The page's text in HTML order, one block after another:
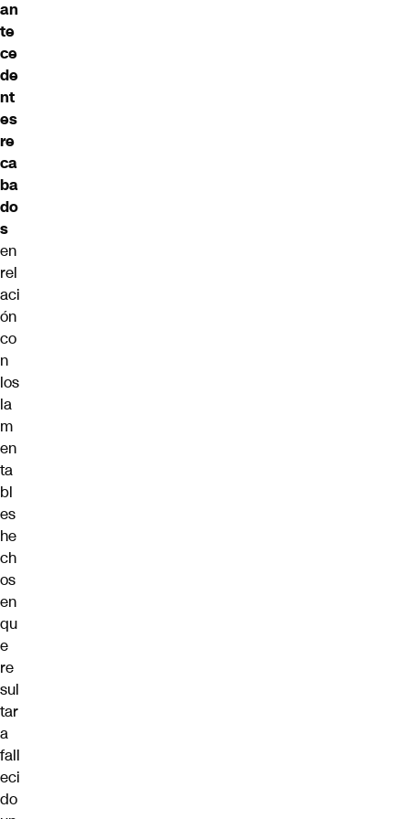
an
te
ce
de
nt
es
re
ca
ba
do
s
en
rel
aci
ón
co
n
los
la
m
en
ta
bl
es
he
ch
os
en
qu
e
re
sul
tar
a
fall
eci
do